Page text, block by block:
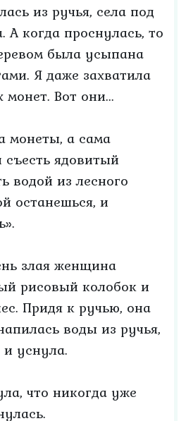
из ручья, села под
А когда проснулась, то
была усыпана
Я даже захватила
монет. Вот они...
монеты, а сама
съесть ядовитый
водой из лесного
останешься, и
злая женщина
рисовый колобок и
Придя к ручью, она
воды из ручья,
и уснула.
что никогда уже